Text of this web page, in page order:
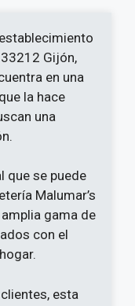
Gijón,
en una
la hace
una
que se puede
Malumar’s
gama de
con el
esta